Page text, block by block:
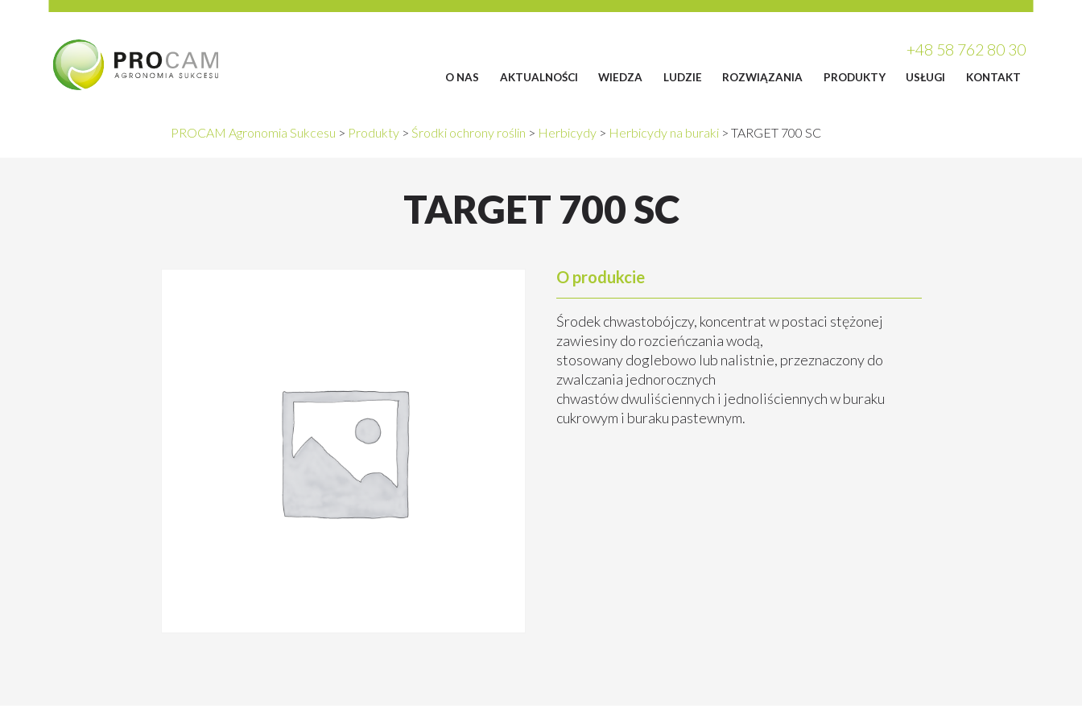
+48 58 762 80 30
O NAS AKTUALNOŚCI WIEDZA LUDZIE ROZWIĄZANIA PRODUKTY USŁUGI KONTAKT
PROCAM Agronomia Sukcesu > Produkty > Środki ochrony roślin > Herbicydy > Herbicydy na buraki > TARGET 700 SC
TARGET 700 SC
O produkcie
Środek chwastobójczy, koncentrat w postaci stężonej
zawiesiny do rozcieńczania wodą,
stosowany doglebowo lub nalistnie, przeznaczony do
zwalczania jednorocznych
chwastów dwuliściennych i jednoliściennych w buraku
cukrowym i buraku pastewnym.